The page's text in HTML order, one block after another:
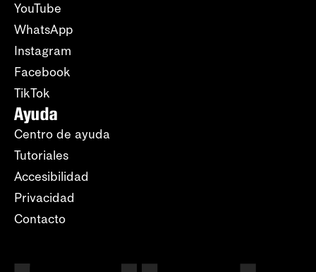
YouTube
WhatsApp
Instagram
Facebook
TikTok
Ayuda
Centro de ayuda
Tutoriales
Accesibilidad
Privacidad
Contacto